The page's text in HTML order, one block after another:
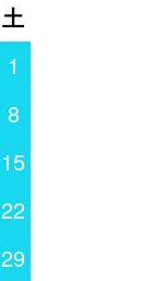
土
1
8
15
22
29